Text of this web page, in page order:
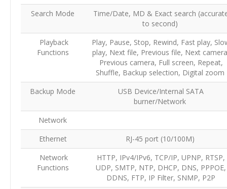
Search Mode
Time/Date, MD & Exact search
to second)
Playback
Functions
Play, Pause, Stop, Rewind, Fast play,
play, Next file, Previous file, Next
Previous camera, Full screen, Repeat,
Shuffle, Backup selection, Digital zoom
Backup Mode
USB Device/Internal SATA
burner/Network
Network
Ethernet
RJ-45 port (10/100M)
Network
Functions
HTTP, IPv4/IPv6, TCP/IP, UPNP, RTSP,
UDP, SMTP, NTP, DHCP, DNS, PPPOE,
DDNS, FTP, IP Filter, SNMP, P2P